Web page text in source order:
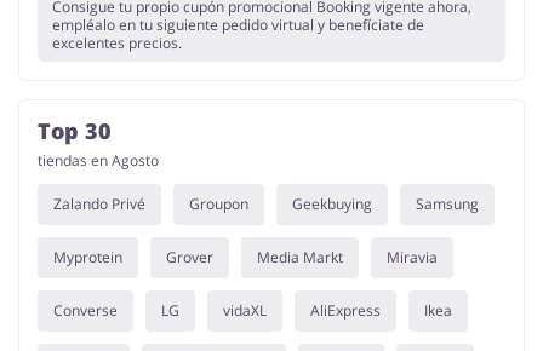
Consigue tu propio cupón promocional Booking vigente ahora,
empléalo en tu siguiente pedido virtual y benefíciate de
excelentes precios.
Top 30
tiendas en Agosto
Zalando Privé Groupon Geekbuying Samsung
Myprotein Grover Media Markt Miravia
Converse LG vidaXL AliExpress Ikea